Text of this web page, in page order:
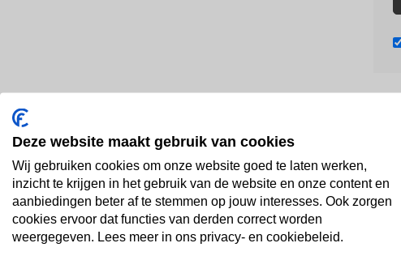
Bel ons
088 66 55 999
Mail ons
Deze website maakt gebruik van cookies
Wij gebruiken cookies om onze website goed te laten werken,
inzicht te krijgen in het gebruik van de website en onze content en
aanbiedingen beter af te stemmen op jouw interesses. Ook zorgen
cookies ervoor dat functies van derden correct worden
weergegeven. Lees meer in ons privacy- en cookiebeleid.